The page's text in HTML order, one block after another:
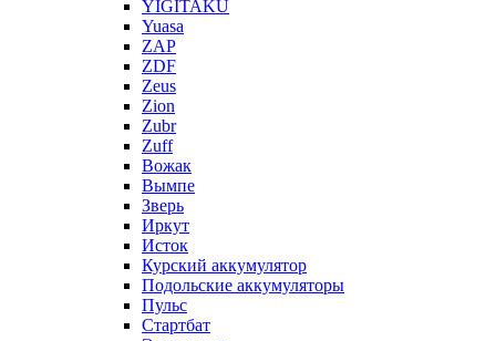
YIGITAKU
Yuasa
ZAP
ZDF
Zeus
Zion
Zubr
Zuff
Вожак
Вымпе
Зверь
Иркут
Исток
Курский аккумулятор
Подольские аккумуляторы
Пульс
Стартбат